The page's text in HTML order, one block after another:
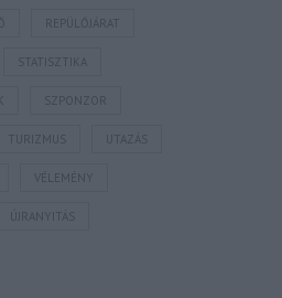
REPÜLŐJÁRAT
STATISZTIKA
SZPONZOR
TURIZMUS UTAZÁS
VÉLEMÉNY
ÚJRANYITÁS